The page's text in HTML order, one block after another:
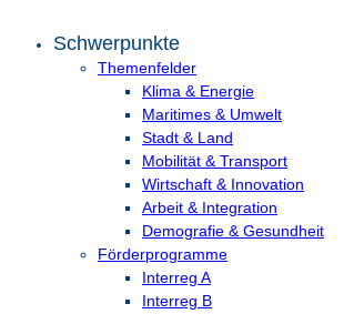
Schwerpunkte
Themenfelder
Klima & Energie
Maritimes & Umwelt
Stadt & Land
Mobilität & Transport
Wirtschaft & Innovation
Arbeit & Integration
Demografie & Gesundheit
Förderprogramme
Interreg A
Interreg B